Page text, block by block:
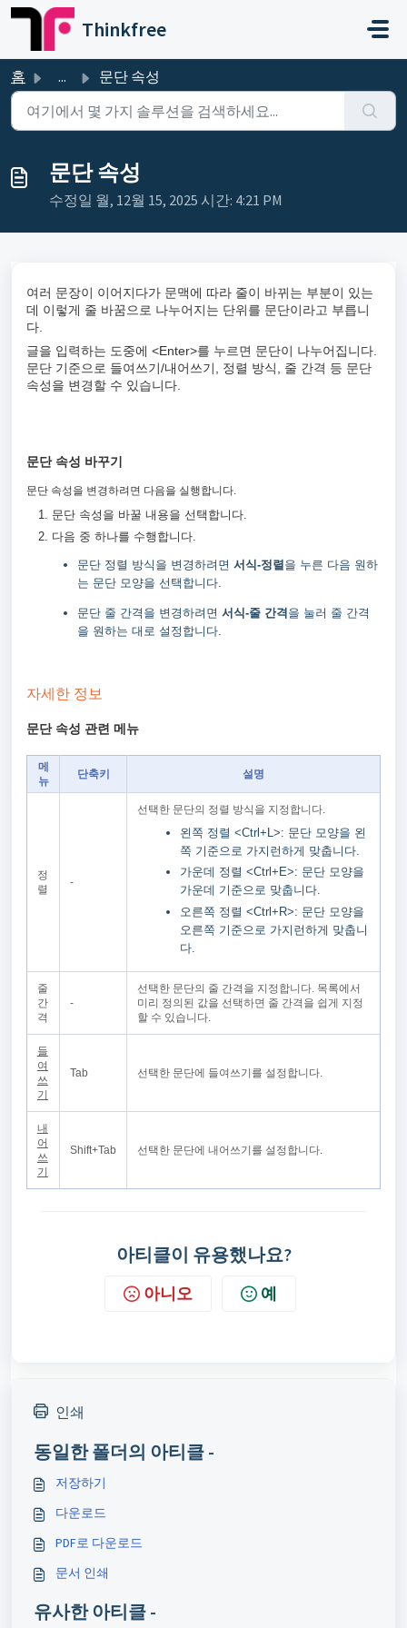
주요 콘텐츠로 건너뛰기
Thinkfree
홈 ... 문단 속성
문단 속성
수정일 월, 12월 15, 2025 시간: 4:21 PM
여러 문장이 이어지다가 문맥에 따라 줄이 바뀌는 부분이 있는
데 이렇게 줄 바꿈으로 나누어지는 단위를 문단이라고 부릅니
다.
글을 입력하는 도중에 <Enter>를 누르면 문단이 나누어집니다.
문단 기준으로 들여쓰기/내어쓰기, 정렬 방식, 줄 간격 등 문단
속성을 변경할 수 있습니다.
문단 속성 바꾸기
문단 속성을 변경하려면 다음을 실행합니다.
문단 속성을 바꿀 내용을 선택합니다.
다음 중 하나를 수행합니다.
문단 정렬 방식을 변경하려면서식-정렬을 누른 다음 원하
는 문단 모양을 선택합니다.
문단 줄 간격을 변경하려면서식-줄 간격을 눌러 줄 간격
을 원하는 대로 설정합니다.
자세한 정보
문단 속성 관련 메뉴
메
뉴
단축키 설명
정
렬
-
선택한 문단의 정렬 방식을 지정합니다.
왼쪽 정렬 <Ctrl+L>: 문단 모양을 왼
쪽 기준으로 가지런하게 맞춥니다.
가운데 정렬 <Ctrl+E>: 문단 모양을
가운데 기준으로 맞춥니다.
오른쪽 정렬 <Ctrl+R>: 문단 모양을
오른쪽 기준으로 가지런하게 맞춥니
다.
줄
간
격
-
선택한 문단의 줄 간격을 지정합니다. 목록에서
미리 정의된 값을 선택하면 줄 간격을 쉽게 지정
할 수 있습니다.
들
여
쓰
기
Tab 선택한 문단에 들여쓰기를 설정합니다.
내
어
쓰
기
Shift+Tab 선택한 문단에 내어쓰기를 설정합니다.
아티클이 유용했나요?
아니오 예
인쇄
동일한 폴더의 아티클 -
저장하기
다운로드
PDF로 다운로드
문서 인쇄
유사한 아티클 -